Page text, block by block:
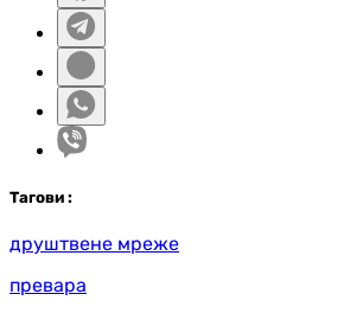
Тагови :
друштвене мреже
превара